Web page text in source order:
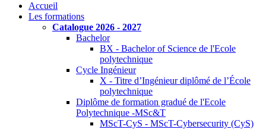
Accueil
Les formations
Catalogue 2026 - 2027
Bachelor
BX - Bachelor of Science de l'Ecole
polytechnique
Cycle Ingénieur
X - Titre d’Ingénieur diplômé de l’École
polytechnique
Diplôme de formation gradué de l'Ecole
Polytechnique -MSc&T
MScT-CyS - MScT-Cybersecurity (CyS)